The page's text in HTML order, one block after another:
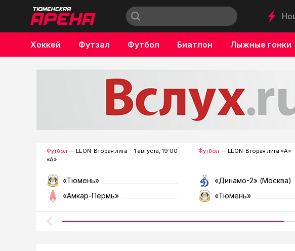
Хоккей Футзал Футбол Биатлон Лыжные гонки
Бокс
Футбол — LEON-Вторая лига
«А»
1 августа, 19:00
«Тюмень»
«Амкар-Пермь»
Футбол — LEON-Вторая лига «А»
«Динамо-2» (Москва)
«Тюмень»